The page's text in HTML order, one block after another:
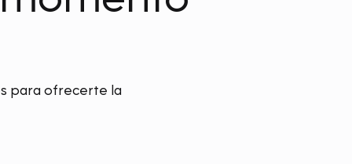
para ofrecerte la